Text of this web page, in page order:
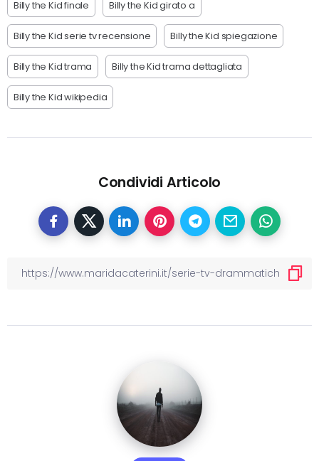
Billy the Kid finale Billy the Kid girato a
Billy the Kid serie tv recensione Billy the Kid spiegazione
Billy the Kid trama Billy the Kid trama dettagliata
Billy the Kid wikipedia
Condividi Articolo